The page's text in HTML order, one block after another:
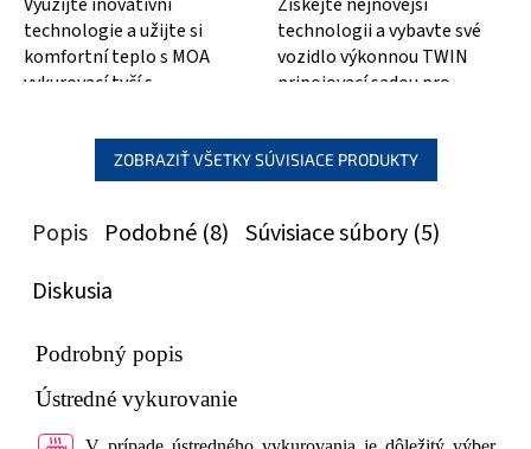
technologie a užijte si
komfortní teplo s MOA
vykurovací tyčí s
200 W dokáže rychle a
technologii a vybavte své
vozidlo výkonnou TWIN
pripojovací sadou pro
elegantním chromovém...
ZOBRAZIŤ VŠETKY SÚVISIACE PRODUKTY
Popis Podobné (8) Súvisiace súbory (5)
Diskusia
Podrobný popis
Ústredné vykurovanie